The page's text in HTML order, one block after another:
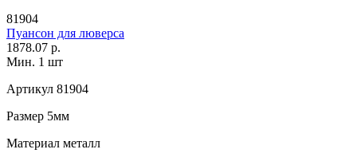
81904
Пуансон для люверса
1878.07 р.
Мин. 1 шт
Артикул 81904
Размер 5мм
Материал металл